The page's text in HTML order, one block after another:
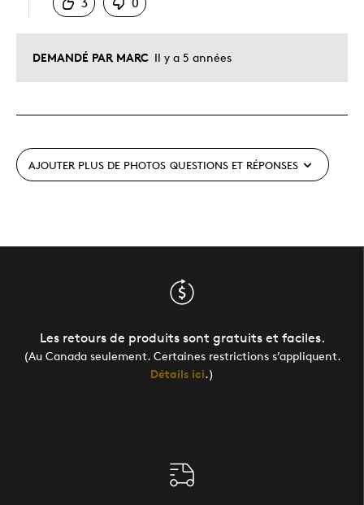
DEMANDÉ PAR MARC Il y a 5 années
AJOUTER PLUS DE PHOTOS QUESTIONS ET RÉPONSES
Les retours de produits sont gratuits et faciles.
(Au Canada seulement. Certaines restrictions s’appliquent.
Détails ici.)